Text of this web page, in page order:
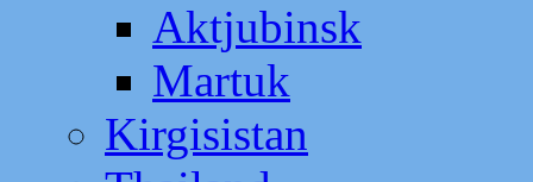
Aktjubinsk
Martuk
Kirgisistan